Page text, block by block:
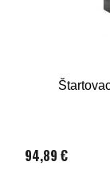
94,89 €